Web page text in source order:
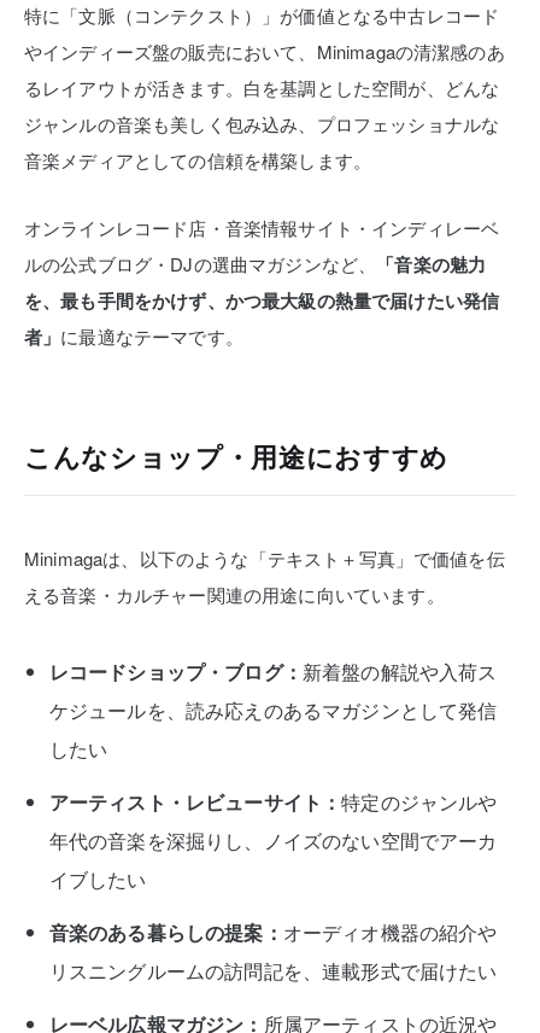
特に「文脈（コンテクスト）」が価値となる中古レコード
やインディーズ盤の販売において、Minimagaの清潔感のあ
るレイアウトが活きます。白を基調とした空間が、どんな
ジャンルの音楽も美しく包み込み、プロフェッショナルな
音楽メディアとしての信頼を構築します。
オンラインレコード店・音楽情報サイト・インディレーベ
ルの公式ブログ・DJの選曲マガジンなど、
「音楽の魅力
を、最も手間をかけず、かつ最大級の熱量で届けたい発信
者」 に最適なテーマです。
こんなショップ・用途におすすめ
Minimagaは、以下のような「テキスト＋写真」で価値を伝
える音楽・カルチャー関連の用途に向いています。
レコードショップ・ブログ： 新着盤の解説や入荷ス
ケジュールを、読み応えのあるマガジンとして発信
したい
アーティスト・レビューサイト：特定のジャンルや
年代の音楽を深掘りし、ノイズのない空間でアーカ
イブしたい
音楽のある暮らしの提案： オーディオ機器の紹介や
リスニングルームの訪問記を、連載形式で届けたい
レーベル広報マガジン： 所属アーティストの近況や